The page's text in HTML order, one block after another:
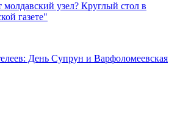
молдавский узел? Круглый стол в
газете"
День Супрун и Варфоломеевская